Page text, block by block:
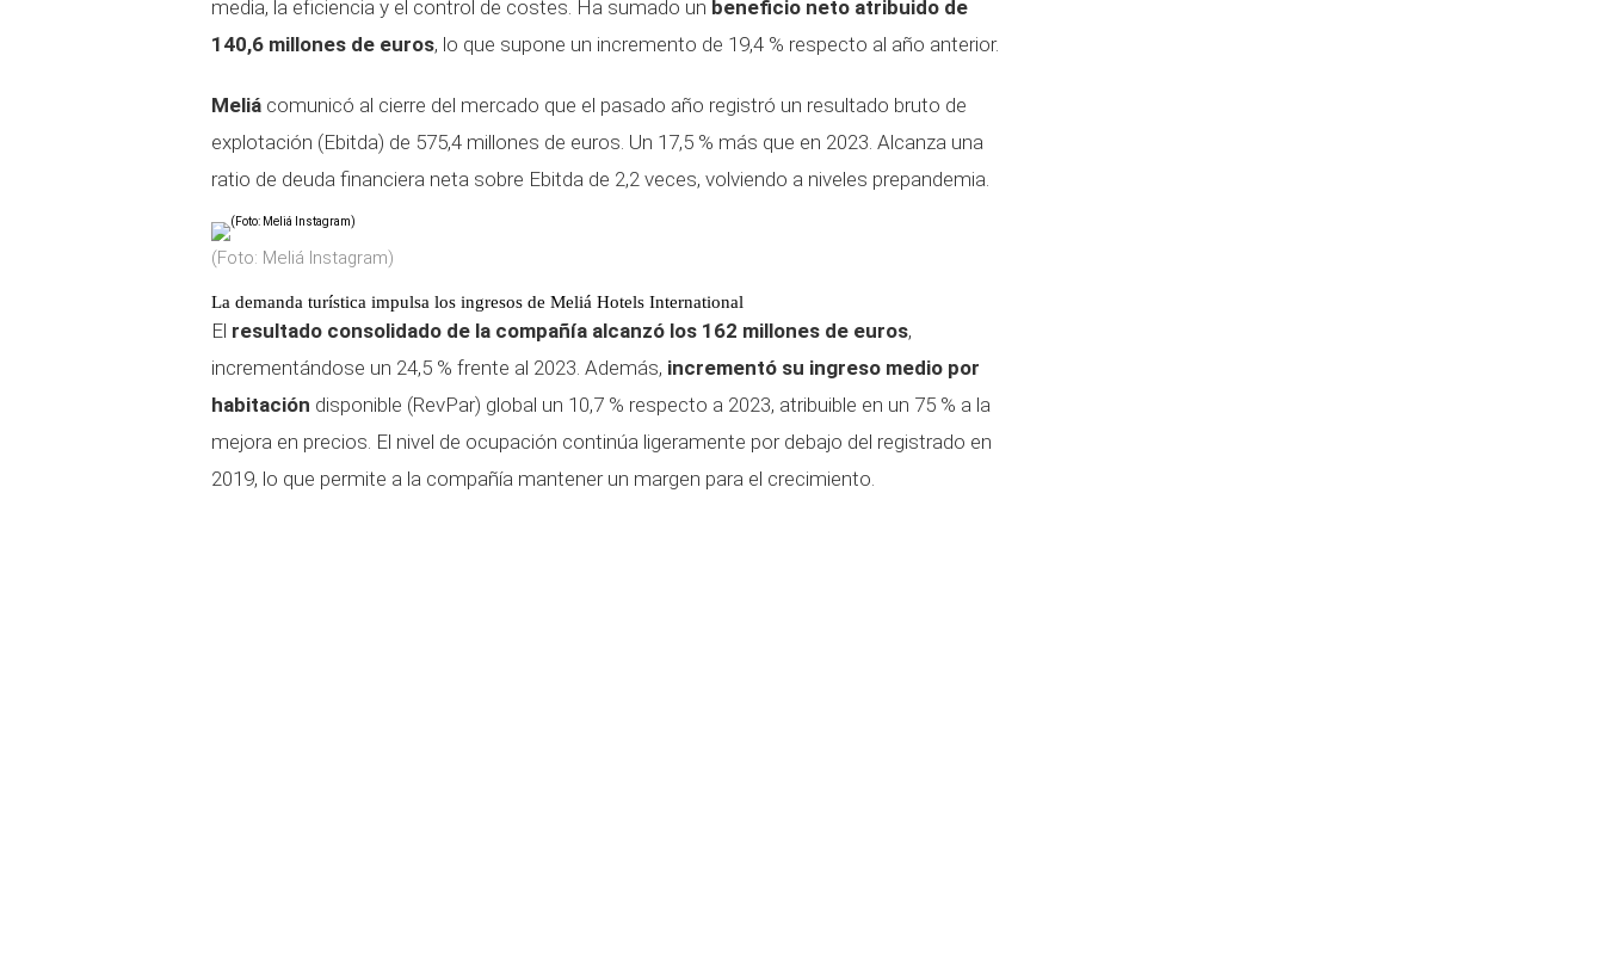
media, la eficiencia y el control de costes. Ha sumado un beneficio neto atribuido de
140,6 millones de euros, lo que supone un incremento de 19,4 % respecto al año anterior.
Meliá comunicó al cierre del mercado que el pasado año registró un resultado bruto de
explotación (Ebitda) de 575,4 millones de euros. Un 17,5 % más que en 2023. Alcanza una
ratio de deuda financiera neta sobre Ebitda de 2,2 veces, volviendo a niveles prepandemia.
(Foto: Meliá Instagram)
La demanda turística impulsa los ingresos de Meliá Hotels International
El resultado consolidado de la compañía alcanzó los 162 millones de euros,
incrementándose un 24,5 % frente al 2023. Además, incrementó su ingreso medio por
habitación disponible (RevPar) global un 10,7 % respecto a 2023, atribuible en un 75 % a la
mejora en precios. El nivel de ocupación continúa ligeramente por debajo del registrado en
2019, lo que permite a la compañía mantener un margen para el crecimiento.